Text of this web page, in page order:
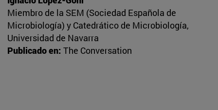
Miembro de la SEM (Sociedad Española de
Microbiología) y Catedrático de Microbiología,
Universidad de Navarra
Publicado en: The Conversation